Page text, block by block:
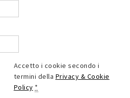
Accetto i cookie secondo i
termini della Privacy & Cookie
Policy *